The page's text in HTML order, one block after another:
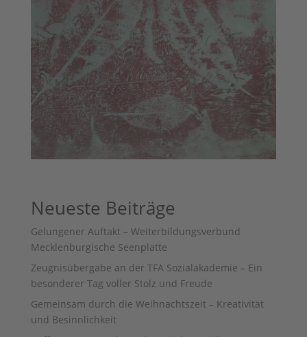
Neueste Beiträge
Gelungener Auftakt – Weiterbildungsverbund
Mecklenburgische Seenplatte
Zeugnisübergabe an der TFA Sozialakademie – Ein
besonderer Tag voller Stolz und Freude
Gemeinsam durch die Weihnachtszeit – Kreativität
und Besinnlichkeit